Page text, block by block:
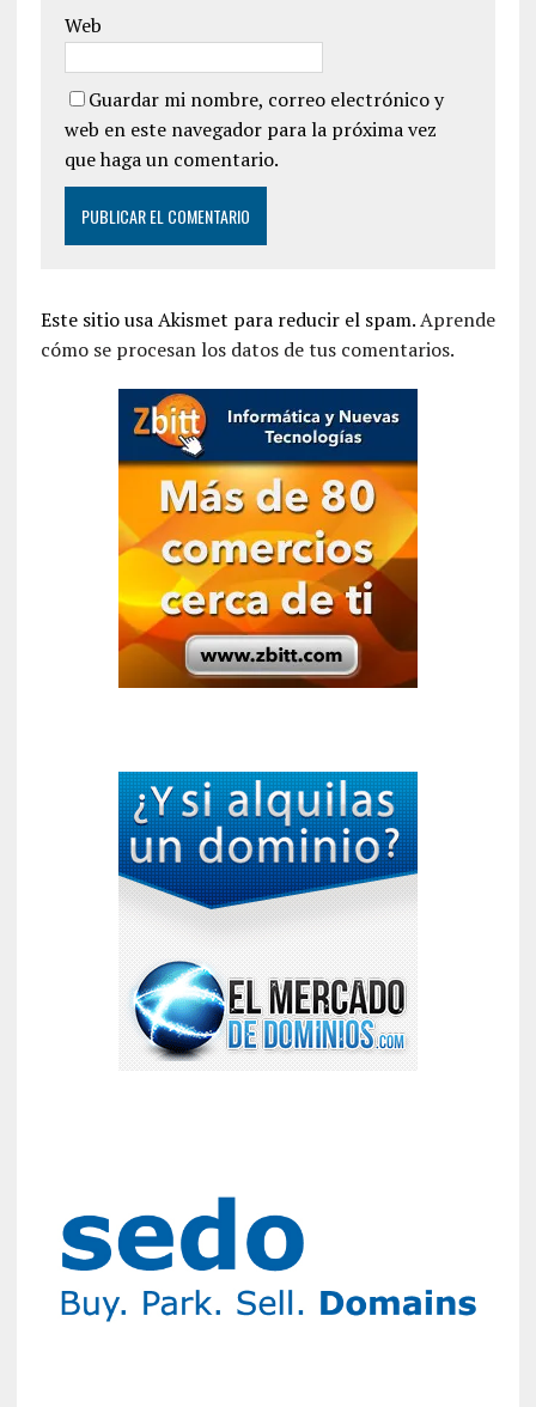
Web
Guardar mi nombre, correo electrónico y
web en este navegador para la próxima vez
que haga un comentario.
Este sitio usa Akismet para reducir el spam.Aprende
cómo se procesan los datos de tus comentarios.